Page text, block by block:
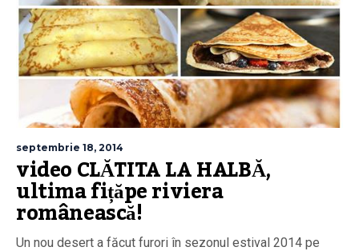
septembrie 18, 2014
video CLĂTITA LA HALBĂ,
ultima fițăpe riviera
românească!
Un nou desert a făcut furori în sezonul estival 2014 pe